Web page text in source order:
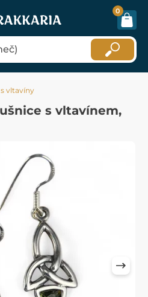
0
vltavíny
s vltavínem,